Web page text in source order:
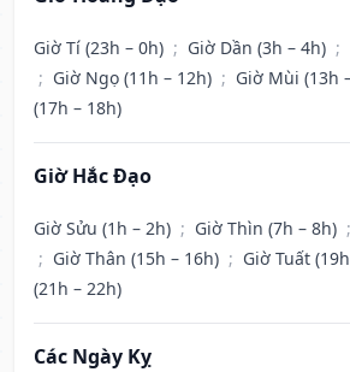
Giờ Tí (23h – 0h) ; Giờ Dần (3h – 4h) ;
; Giờ Ngọ (11h – 12h) ; Giờ Mùi (13h
(17h – 18h)
Giờ Hắc Đạo
Giờ Sửu (1h – 2h) ; Giờ Thìn (7h – 8h) ;
; Giờ Thân (15h – 16h) ; Giờ Tuất
(21h – 22h)
Các Ngày Kỵ